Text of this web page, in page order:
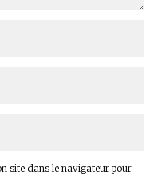
site dans le navigateur pour